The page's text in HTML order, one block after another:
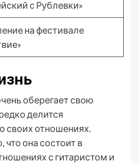
с Рублевки»
на фестивале
оберегает свою
делится
своих отношениях.
что она состоит в
с гитаристом и